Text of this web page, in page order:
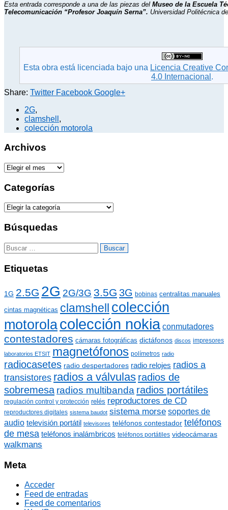
Esta entrada corresponde a una de las piezas del Museo de la Escuela
Telecomunicación “Profesor Joaquín Serna”. Universidad Politécnica
Esta obra está licenciada bajo una Licencia Creative
4.0 Internacional .
Share: Twitter Facebook Google+
2G,
clamshell ,
colección motorola
Archivos
A
c
i
v
s
Categorías
C
t
g
o
í
s
Búsquedas
B
u
s
c
r
Etiquetas
1G 2.5G 2G 2G/3G 3.5G 3G bobinas centralitas manuales
cintas magnéticas clamshell
colección
motorolacolección nokia conmutadores
contestadores cámaras fotográficas dictáfonos discos impresores
laboratorios ETSIT magnetófonos polímetros radio
radiocasetes radio despertadores radio relojes radios a
transistores radios a válvulas radios de
sobremesa radios multibanda radios portátiles
regulación control y protección relés reproductores de CD
reproductores digitales sistema baudot sistema morse soportes de
audio televisión portátil televisores teléfonos contestador teléfonos
de mesa teléfonos inalámbricos teléfonos portátiles videocámaras
walkmans
Meta
Acceder
Feed de entradas
Feed de comentarios